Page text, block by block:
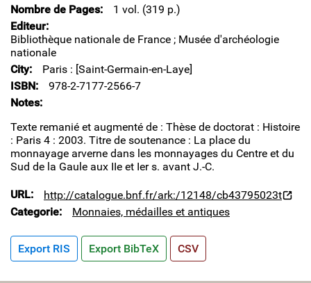
Nombre de Pages
1 vol. (319 p.)
Editeur
Bibliothèque nationale de France ; Musée d'archéologie
nationale
City
Paris : [Saint-Germain-en-Laye]
ISBN
978-2-7177-2566-7
Notes
Texte remanié et augmenté de : Thèse de doctorat : Histoire
: Paris 4 : 2003. Titre de soutenance : La place du
monnayage arverne dans les monnayages du Centre et du
Sud de la Gaule aux IIe et Ier s. avant J.-C.
URL
http://catalogue.bnf.fr/ark:/12148/cb43795023t
Categorie
Monnaies, médailles et antiques
Export RIS Export BibTeX CSV